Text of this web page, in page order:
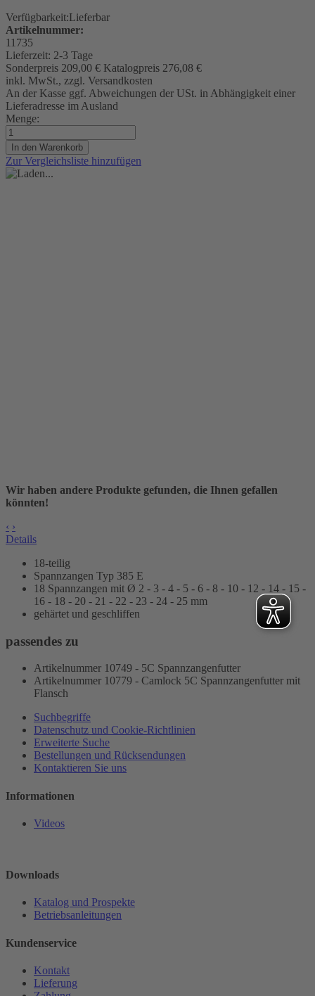
Verfügbarkeit:Lieferbar
Artikelnummer:
11735
Lieferzeit: 2-3 Tage
Sonderpreis 209,00 € Katalogpreis 276,08 €
inkl. MwSt., zzgl. Versandkosten
An der Kasse ggf. Abweichungen der USt. in Abhängigkeit einer
Lieferadresse im Ausland
Menge:
In den Warenkorb
Zur Vergleichsliste hinzufügen
Wir haben andere Produkte gefunden, die Ihnen gefallen
könnten!
‹ ›
Details
18-teilig
Spannzangen Typ 385 E
18 Spannzangen mit Ø 2 - 3 - 4 - 5 - 6 - 8 - 10 - 12 - 14 - 15 -
16 - 18 - 20 - 21 - 22 - 23 - 24 - 25 mm
gehärtet und geschliffen
passendes zu
Artikelnummer 10749 - 5C Spannzangenfutter
Artikelnummer 10779 - Camlock 5C Spannzangenfutter mit
Flansch
Suchbegriffe
Datenschutz und Cookie-Richtlinien
Erweiterte Suche
Bestellungen und Rücksendungen
Kontaktieren Sie uns
Informationen
Videos
Downloads
Katalog und Prospekte
Betriebsanleitungen
Kundenservice
Kontakt
Lieferung